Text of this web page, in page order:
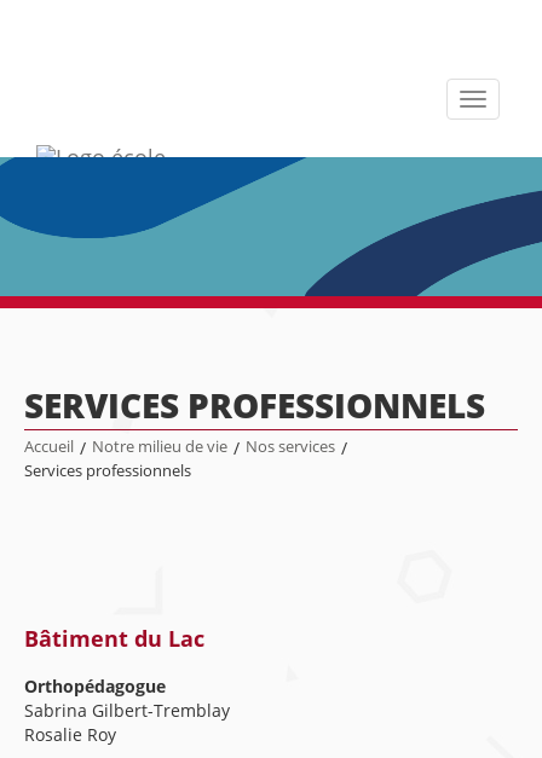
Toggle
SERVICES PROFESSIONNELS
Accueil / Notre milieu de vie / Nos services /
Services professionnels
Bâtiment du Lac
Orthopédagogue
Sabrina Gilbert-Tremblay
Rosalie Roy